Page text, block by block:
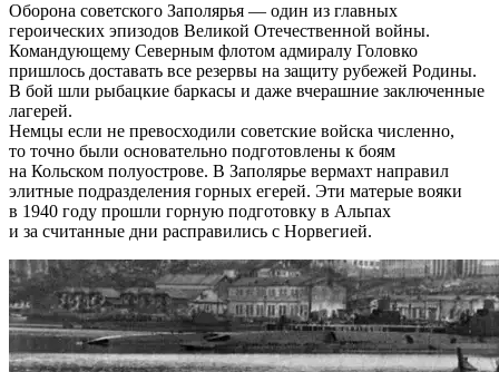
Оборона советского Заполярья — один из главных
героических эпизодов Великой Отечественной войны.
Командующему Северным флотом адмиралу Головко
пришлось доставать все резервы на защиту рубежей Родины.
В бой шли рыбацкие баркасы и даже вчерашние заключенные
лагерей.
Немцы если не превосходили советские войска численно,
то точно были основательно подготовлены к боям
на Кольском полуострове. В Заполярье вермахт направил
элитные подразделения горных егерей. Эти матерые вояки
в 1940 году прошли горную подготовку в Альпах
и за считанные дни расправились с Норвегией.